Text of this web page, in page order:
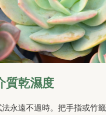
質乾濕度
永遠不過時。把手指或竹